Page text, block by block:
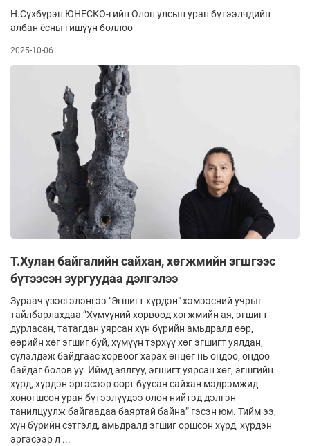
Н.Сүхбүрэн ЮНЕСКО-гийн Олон улсын уран бүтээлчдийн
албан ёсны гишүүн боллоо
2025-10-06
Т.Хулан байгалийн сайхан, хөгжмийн эгшгээс
бүтээсэн зургуудаа дэлгэлээ
Зураач үзэсгэлэнгээ "Эгшигт хүрдэн" хэмээсний учрыг
тайлбарлахдаа “Хүмүүний хорвоод хөгжмийн ая, эгшигт
дурласан, татагдан уярсан хүн бүрийн амьдралд өөр,
өөрийн хөг эгшиг буй, хүмүүн тэрхүү хөг эгшигт уялдан,
сүлэлдэж байдгаас хорвоог харах өнцөг нь ондоо, ондоо
байдаг болов уу. Иймд аялгуу, эгшигт уярсан хөг, эгшгийн
хүрд, хүрдэн эргэсээр өөрт буусан сайхан мэдрэмжид
хоногшсон уран бүтээлүүдээ олон нийтэд дэлгэн
танилцуулж байгаадаа баяртай байна” гэсэн юм. Тийм ээ,
хүн бүрийн сэтгэлд, амьдралд эгшиг оршсон хүрд, хүрдэн
эргэсээр л ...